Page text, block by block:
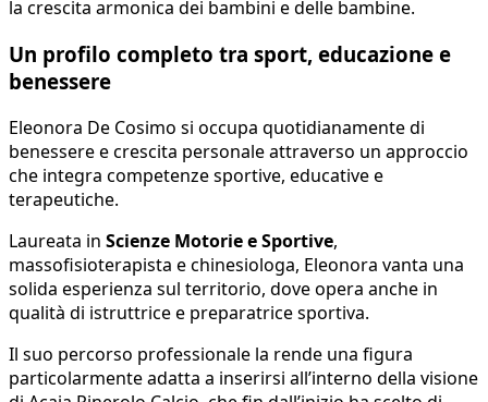
la crescita armonica dei bambini e delle bambine.
Un profilo completo tra sport, educazione e
benessere
Eleonora De Cosimo si occupa quotidianamente di
benessere e crescita personale attraverso un approccio
che integra competenze sportive, educative e
terapeutiche.
Laureata in Scienze Motorie e Sportive,
massofisioterapista e chinesiologa, Eleonora vanta una
solida esperienza sul territorio, dove opera anche in
qualità di istruttrice e preparatrice sportiva.
Il suo percorso professionale la rende una figura
particolarmente adatta a inserirsi all’interno della visione